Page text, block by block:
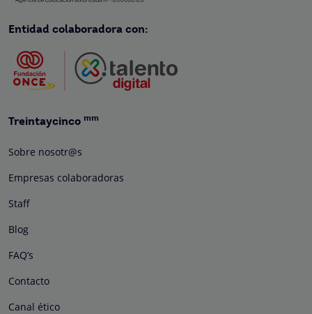
Entidad colaboradora con:
Treintaycinco mm
Sobre nosotr@s
Empresas colaboradoras
Staff
Blog
FAQ’s
Contacto
Canal ético